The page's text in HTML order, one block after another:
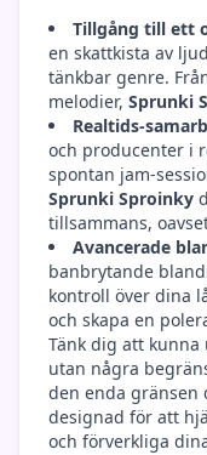
Tillgång till ett
en skattkista av
tänkbar genre.
melodier, Sprunki
Realtids-
och producenter i
spontan jam-
Sprunki Sproinky
tillsammans,
Avancerade
banbrytande
kontroll över dina
och skapa en
Tänk dig att
utan några
den enda gränsen
designad för att
och förverkliga